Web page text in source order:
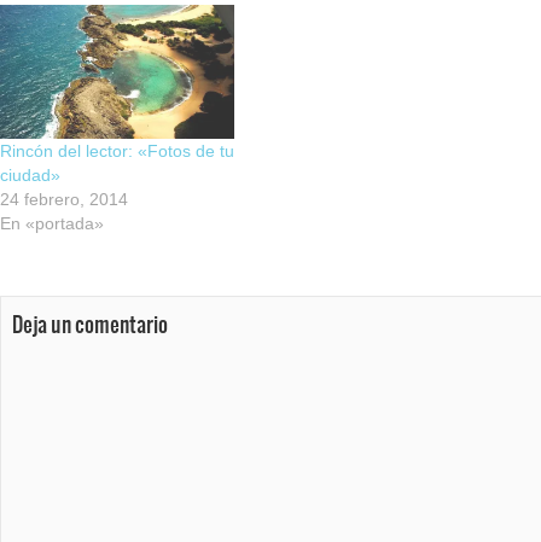
Rincón del lector: «Fotos de tu
ciudad»
24 febrero, 2014
En «portada»
Deja un comentario